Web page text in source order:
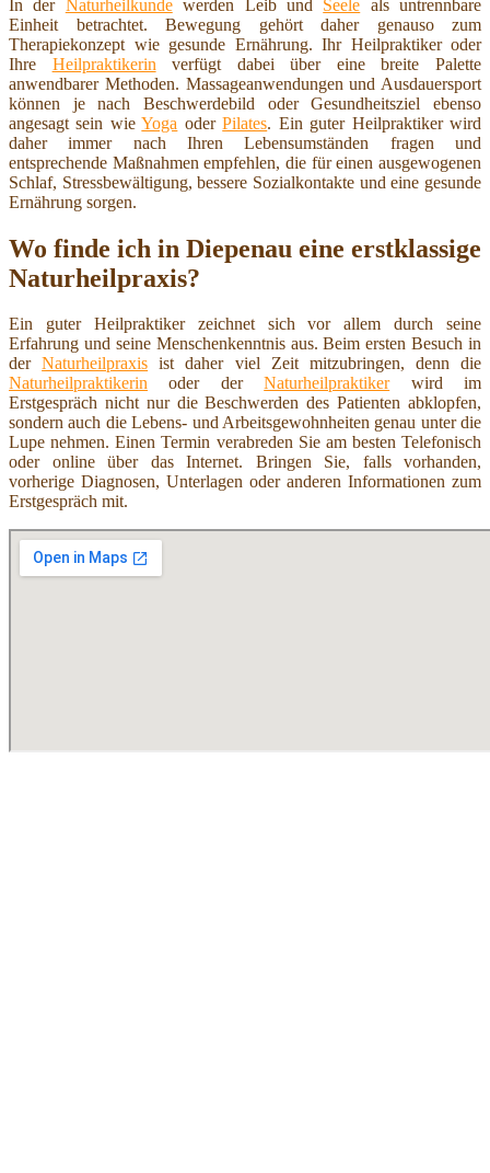
In der Naturheilkundewerden Leib und Seele als untrennbare
Einheit betrachtet. Bewegung gehört daher genauso zum
Therapiekonzept wie gesunde Ernährung. Ihr Heilpraktiker oder
Ihre Heilpraktikerin verfügt dabei über eine breite Palette
anwendbarer Methoden. Massageanwendungen und Ausdauersport
können je nach Beschwerdebild oder Gesundheitsziel ebenso
angesagt sein wieYoga oderPilates. Ein guter Heilpraktiker wird
daher immer nach Ihren Lebensumständen fragen und
entsprechende Maßnahmen empfehlen, die für einen ausgewogenen
Schlaf, Stressbewältigung, bessere Sozialkontakte und eine gesunde
Ernährung sorgen.
Wo finde ich in Diepenau eine erstklassige
Naturheilpraxis?
Ein guter Heilpraktiker zeichnet sich vor allem durch seine
Erfahrung und seine Menschenkenntnis aus. Beim ersten Besuch in
derNaturheilpraxis ist daher viel Zeit mitzubringen, denn die
Naturheilpraktikerin oder derNaturheilpraktikerwird im
Erstgespräch nicht nur die Beschwerden des Patienten abklopfen,
sondern auch die Lebens- und Arbeitsgewohnheiten genau unter die
Lupe nehmen. Einen Termin verabreden Sie am besten Telefonisch
oder online über das Internet. Bringen Sie, falls vorhanden,
vorherige Diagnosen, Unterlagen oder anderen Informationen zum
Erstgespräch mit.